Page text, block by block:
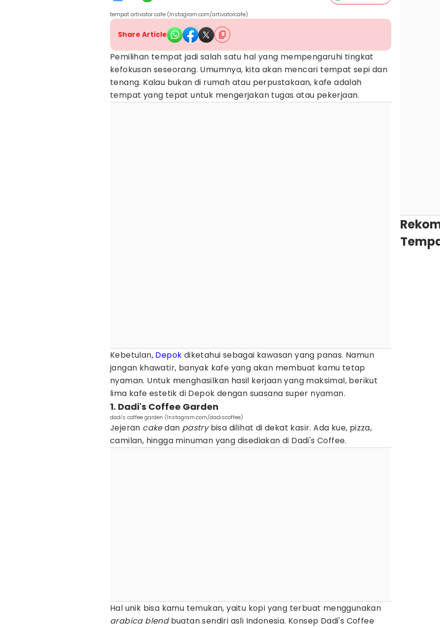
tempat artivator cafe (Instagram.com/artivatorcafe)
Share Article
Pemilihan tempat jadi salah satu hal yang mempengaruhi tingkat
kefokusan seseorang. Umumnya, kita akan mencari tempat sepi dan
tenang. Kalau bukan di rumah atau perpustakaan, kafe adalah
tempat yang tepat untuk mengerjakan tugas atau pekerjaan.
Kebetulan, Depok diketahui sebagai kawasan yang panas. Namun
jangan khawatir, banyak kafe yang akan membuat kamu tetap
nyaman. Untuk menghasilkan hasil kerjaan yang maksimal, berikut
lima kafe estetik di Depok dengan suasana super nyaman.
1. Dadi's Coffee Garden
dadi's coffee garden (Instagram.com/dadiscoffee)
Jejeran cakedan pastrybisa dilihat di dekat kasir. Ada kue, pizza,
camilan, hingga minuman yang disediakan di Dadi's Coffee.
Hal unik bisa kamu temukan, yaitu kopi yang terbuat menggunakan
arabica blendbuatan sendiri asli Indonesia. Konsep Dadi's Coffee